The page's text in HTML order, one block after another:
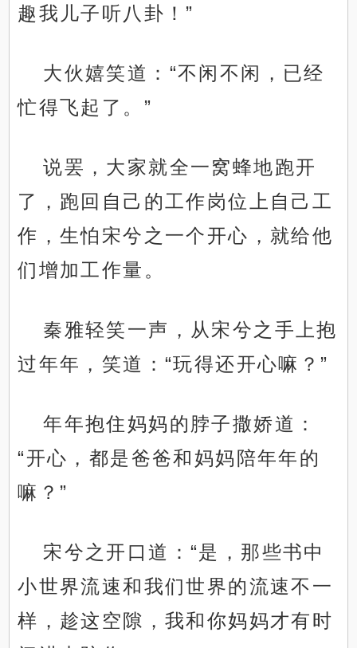
趣我儿子听八卦！”
大伙嬉笑道：“不闲不闲，已经
忙得飞起了。”
说罢，大家就全一窝蜂地跑开
了，跑回自己的工作岗位上自己工
作，生怕宋兮之一个开心，就给他
们增加工作量。
秦雅轻笑一声，从宋兮之手上抱
过年年，笑道：“玩得还开心嘛？”
年年抱住妈妈的脖子撒娇道：
“开心，都是爸爸和妈妈陪年年的
嘛？”
宋兮之开口道：“是，那些书中
小世界流速和我们世界的流速不一
样，趁这空隙，我和你妈妈才有时